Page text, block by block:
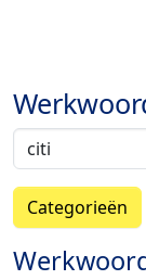
Categorieën